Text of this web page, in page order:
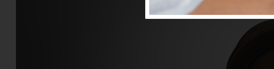
Alternative: